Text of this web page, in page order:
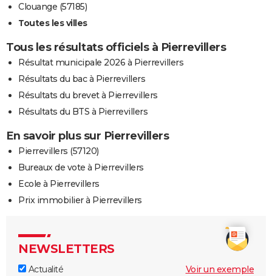
Clouange (57185)
Toutes les villes
Tous les résultats officiels à Pierrevillers
Résultat municipale 2026 à Pierrevillers
Résultats du bac à Pierrevillers
Résultats du brevet à Pierrevillers
Résultats du BTS à Pierrevillers
En savoir plus sur Pierrevillers
Pierrevillers (57120)
Bureaux de vote à Pierrevillers
Ecole à Pierrevillers
Prix immobilier à Pierrevillers
NEWSLETTERS
Actualité
Voir un exemple